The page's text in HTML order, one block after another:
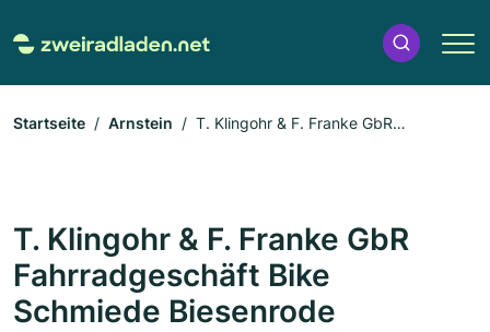
Startseite Arnstein
T. Klingohr & F. Franke GbR
T. Klingohr & F. Franke GbR
Fahrradgeschäft Bike
Schmiede Biesenrode